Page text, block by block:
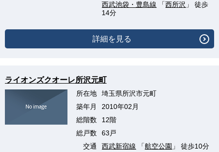
西武池袋・豊島線 「西所沢 」 徒歩
14分
詳細を見る
ライオンズクオーレ所沢元町
所在地
埼玉県所沢市元町
築年月
2010年02月
総階数
12階
総戸数
63戸
交通
西武新宿線 「航空公園 」 徒歩10分